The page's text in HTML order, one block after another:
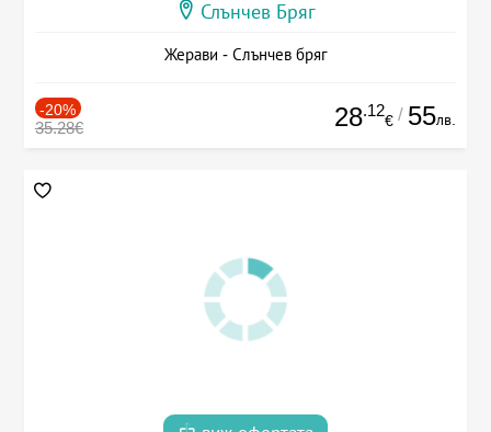
Слънчев Бряг
Жерави - Слънчев бряг
-20%
35.28€ 28.12
€ / 55лв.